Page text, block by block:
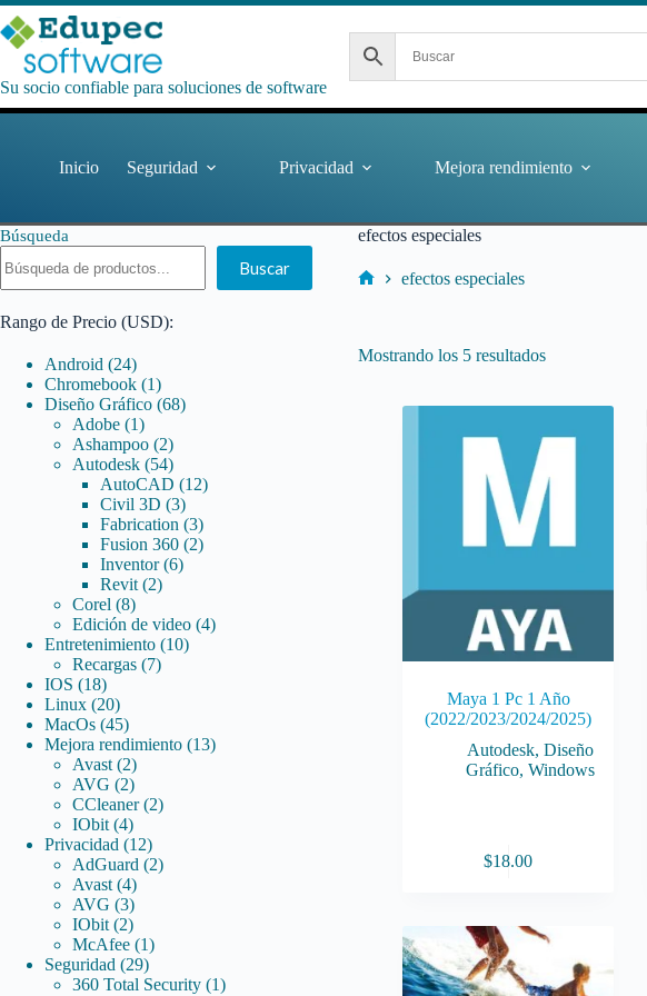
Saltar
al
contenido
Su socio confiable para soluciones de software
Inicio Seguridad Privacidad Mejora rendimiento
efectos especiales
efectos especiales
Mostrando los 5 resultados
Maya 1 Pc 1 Año
(2022/2023/2024/2025)
Autodesk,Diseño
Gráfico,Windows
$18.00
Búsqueda
Buscar
Rango de Precio (USD):
Android 2424
productos
Chromebook 11
producto
Diseño Gráfico 6868
Adobe 11
producto
Ashampoo 22
productos
Autodesk 5454
productos
AutoCAD 1212
Civil 3D 33
productos
Fabrication 33
productos
Fusion 360 22
Inventor 66
Revit 22
Corel 88
productos
Edición de video 44
Entretenimiento 1010
Recargas 77
IOS 1818
productos
Linux 2020
productos
MacOs 4545
productos
Mejora rendimiento 1313
Avast 22
productos
AVG 22
productos
CCleaner 22
IObit 44
productos
Privacidad 1212
productos
AdGuard 22
Avast 44
productos
AVG 33
productos
IObit 22
productos
McAfee 11
producto
Seguridad 2929
productos
360 Total Security 11